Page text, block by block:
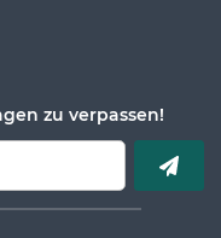
zu verpassen!